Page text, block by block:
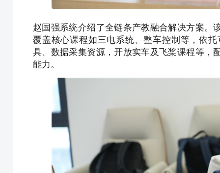
赵国强系统介绍了全链条产教融合解决方案。
覆盖核心课程如三电系统、整车控制等，依
具、数据采集资源，开放实车及飞桨课程等，
能力。